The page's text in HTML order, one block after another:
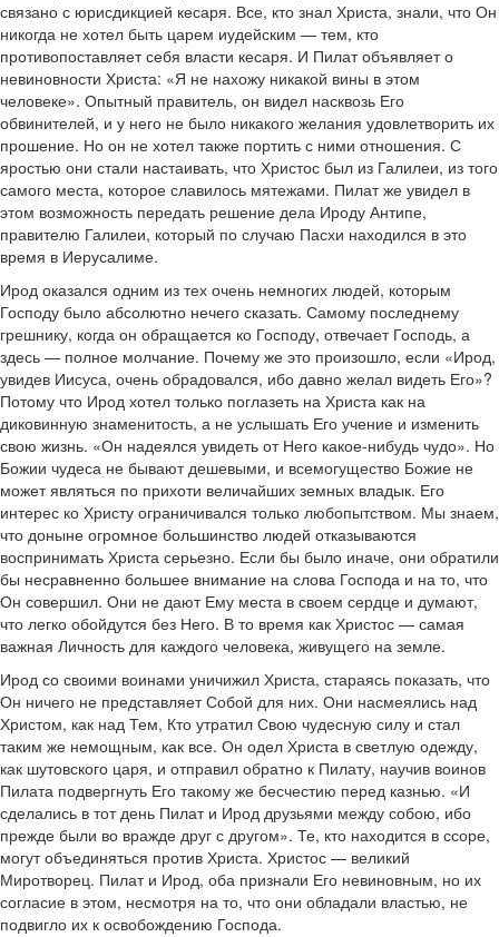
связано с юрисдикцией кесаря. Все, кто знал Христа, знали, что Он
никогда не хотел быть царем иудейским — тем, кто
противопоставляет себя власти кесаря. И Пилат объявляет о
невиновности Христа: «Я не нахожу никакой вины в этом
человеке». Опытный правитель, он видел насквозь Его
обвинителей, и у него не было никакого желания удовлетворить их
прошение. Но он не хотел также портить с ними отношения. С
яростью они стали настаивать, что Христос был из Галилеи, из того
самого места, которое славилось мятежами. Пилат же увидел в
этом возможность передать решение дела Ироду Антипе,
правителю Галилеи, который по случаю Пасхи находился в это
время в Иерусалиме.
Ирод оказался одним из тех очень немногих людей, которым
Господу было абсолютно нечего сказать. Самому последнему
грешнику, когда он обращается ко Господу, отвечает Господь, а
здесь — полное молчание. Почему же это произошло, если «Ирод,
увидев Иисуса, очень обрадовался, ибо давно желал видеть Его»?
Потому что Ирод хотел только поглазеть на Христа как на
диковинную знаменитость, а не услышать Его учение и изменить
свою жизнь. «Он надеялся увидеть от Него какое-нибудь чудо». Но
Божии чудеса не бывают дешевыми, и всемогущество Божие не
может являться по прихоти величайших земных владык. Его
интерес ко Христу ограничивался только любопытством. Мы знаем,
что доныне огромное большинство людей отказываются
воспринимать Христа серьезно. Если бы было иначе, они обратили
бы несравненно большее внимание на слова Господа и на то, что
Он совершил. Они не дают Ему места в своем сердце и думают,
что легко обойдутся без Него. В то время как Христос — самая
важная Личность для каждого человека, живущего на земле.
Ирод со своими воинами уничижил Христа, стараясь показать, что
Он ничего не представляет Собой для них. Они насмеялись над
Христом, как над Тем, Кто утратил Свою чудесную силу и стал
таким же немощным, как все. Он одел Христа в светлую одежду,
как шутовского царя, и отправил обратно к Пилату, научив воинов
Пилата подвергнуть Его такому же бесчестию перед казнью. «И
сделались в тот день Пилат и Ирод друзьями между собою, ибо
прежде были во вражде друг с другом». Те, кто находится в ссоре,
могут объединяться против Христа. Христос — великий
Миротворец. Пилат и Ирод, оба признали Его невиновным, но их
согласие в этом, несмотря на то, что они обладали властью, не
подвигло их к освобождению Господа.